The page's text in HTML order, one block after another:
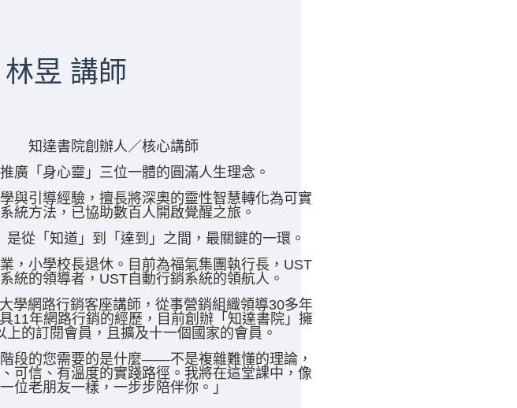
昱 講師
知達書院創辦人／核心講師
廣「身心靈」三位一體的圓滿人生理念。
與引導經驗，擅長將深奧的靈性智慧轉化為可實
統方法，已協助數百人開啟覺醒之旅。
是從「知道」到「達到」之間，最關鍵的一環。
，小學校長退休。目前為福氣集團執行長，UST
統的領導者，UST自動行銷系統的領航人。
學網路行銷客座講師，從事營銷組織領導30多年
11年網路行銷的經歷，目前創辦「知達書院」擁
上的訂閱會員，且擴及十一個國家的會員。
階段的您需要的是什麼——不是複雜難懂的理論，
可信、有溫度的實踐路徑。我將在這堂課中，像
一位老朋友一樣，一步步陪伴你。」